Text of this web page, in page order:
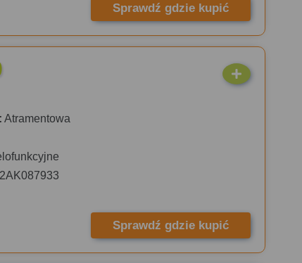
Sprawdź gdzie kupić
Atramentowa
Sprawdź gdzie kupić